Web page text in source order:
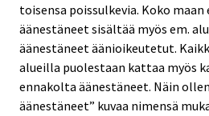
toisensa poissulkevia. Koko maan
äänestäneet sisältää myös em.
äänestäneet äänioikeutetut.
alueilla puolestaan kattaa myös
ennakolta äänestäneet. Näin
äänestäneet” kuvaa nimensä